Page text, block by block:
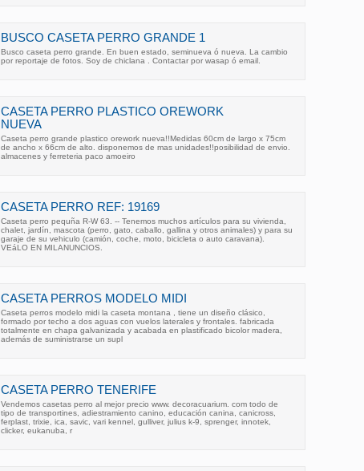
BUSCO CASETA PERRO GRANDE 1
Busco caseta perro grande. En buen estado, seminueva ó nueva. La cambio
por reportaje de fotos. Soy de chiclana . Contactar por wasap ó email.
CASETA PERRO PLASTICO OREWORK
NUEVA
Caseta perro grande plastico orework nueva!!Medidas 60cm de largo x 75cm
de ancho x 66cm de alto. disponemos de mas unidades!!posibilidad de envio.
almacenes y ferreteria paco amoeiro
CASETA PERRO REF: 19169
Caseta perro pequña R-W 63. -- Tenemos muchos artículos para su vivienda,
chalet, jardín, mascota (perro, gato, caballo, gallina y otros animales) y para su
garaje de su vehiculo (camión, coche, moto, bicicleta o auto caravana).
VEáLO EN MILANUNCIOS.
CASETA PERROS MODELO MIDI
Caseta perros modelo midi la caseta montana , tiene un diseño clásico,
formado por techo a dos aguas con vuelos laterales y frontales. fabricada
totalmente en chapa galvanizada y acabada en plastificado bicolor madera,
además de suministrarse un supl
CASETA PERRO TENERIFE
Vendemos casetas perro al mejor precio www. decoracuarium. com todo de
tipo de transportines, adiestramiento canino, educación canina, canicross,
ferplast, trixie, ica, savic, vari kennel, gulliver, julius k-9, sprenger, innotek,
clicker, eukanuba, r